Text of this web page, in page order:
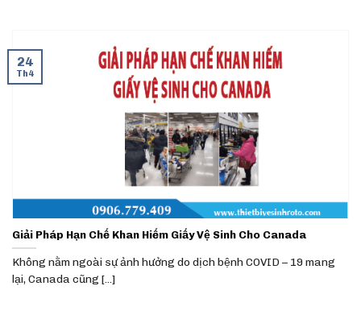
Giải Pháp Hạn Chế Khan Hiếm Giấy Vệ Sinh Cho Canada
Không nằm ngoài sự ảnh hưởng do dịch bệnh COVID – 19 mang
lại, Canada cũng [...]
24
Th4